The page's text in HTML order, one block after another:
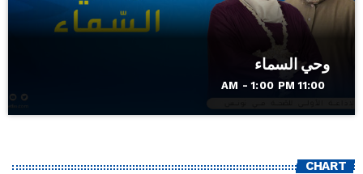
وحي السماء
11:00 AM - 1:00 PM
CHART